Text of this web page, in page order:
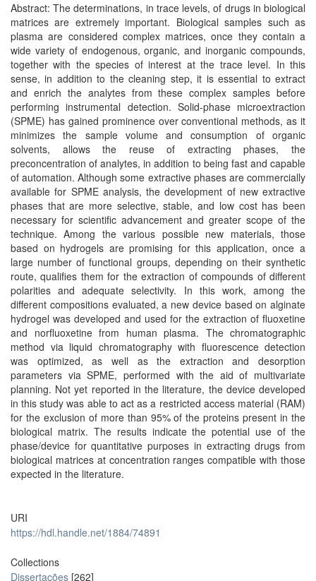
Abstract: The determinations, in trace levels, of drugs in biological
matrices are extremely important. Biological samples such as
plasma are considered complex matrices, once they contain a
wide variety of endogenous, organic, and inorganic compounds,
together with the species of interest at the trace level. In this
sense, in addition to the cleaning step, it is essential to extract
and enrich the analytes from these complex samples before
performing instrumental detection. Solid-phase microextraction
(SPME) has gained prominence over conventional methods, as it
minimizes the sample volume and consumption of organic
solvents, allows the reuse of extracting phases, the
preconcentration of analytes, in addition to being fast and capable
of automation. Although some extractive phases are commercially
available for SPME analysis, the development of new extractive
phases that are more selective, stable, and low cost has been
necessary for scientific advancement and greater scope of the
technique. Among the various possible new materials, those
based on hydrogels are promising for this application, once a
large number of functional groups, depending on their synthetic
route, qualifies them for the extraction of compounds of different
polarities and adequate selectivity. In this work, among the
different compositions evaluated, a new device based on alginate
hydrogel was developed and used for the extraction of fluoxetine
and norfluoxetine from human plasma. The chromatographic
method via liquid chromatography with fluorescence detection
was optimized, as well as the extraction and desorption
parameters via SPME, performed with the aid of multivariate
planning. Not yet reported in the literature, the device developed
in this study was able to act as a restricted access material (RAM)
for the exclusion of more than 95% of the proteins present in the
biological matrix. The results indicate the potential use of the
phase/device for quantitative purposes in extracting drugs from
biological matrices at concentration ranges compatible with those
expected in the literature.
URI
https://hdl.handle.net/1884/74891
Collections
Dissertações [262]